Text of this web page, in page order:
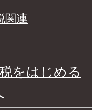
関連
をはじめる